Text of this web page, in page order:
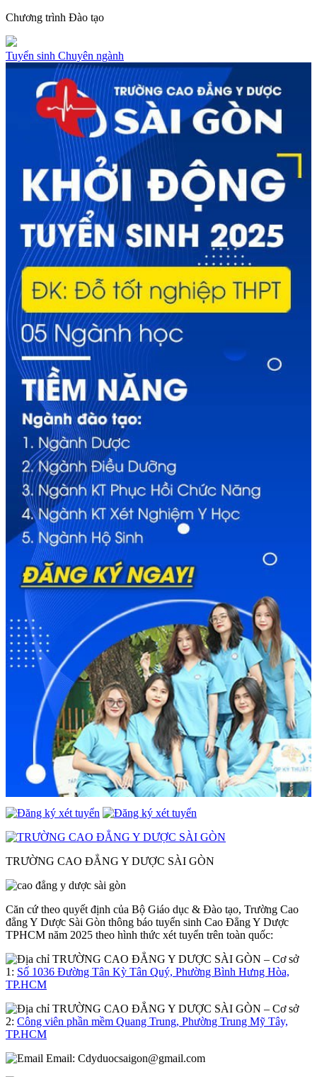
Chương trình Đào tạo
Tuyển sinh Chuyên ngành
TRƯỜNG CAO ĐẲNG Y DƯỢC SÀI GÒN
Căn cứ theo quyết định của Bộ Giáo dục & Đào tạo, Trường Cao
đẳng Y Dược Sài Gòn thông báo tuyển sinh Cao Đẳng Y Dược
TPHCM năm 2025 theo hình thức xét tuyển trên toàn quốc:
– Cơ sở
1: Số 1036 Đường Tân Kỳ Tân Quý, Phường Bình Hưng Hòa,
TP.HCM
– Cơ sở
2: Công viên phần mềm Quang Trung, Phường Trung Mỹ Tây,
TP.HCM
Email: Cdyduocsaigon@gmail.com